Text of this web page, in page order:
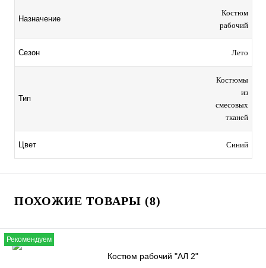
Назначение
Костюм
рабочий
Сезон Лето
Тип
Костюмы
из
смесовых
тканей
Цвет Синий
ПОХОЖИЕ ТОВАРЫ (8)
Рекомендуем
Костюм рабочий "АЛ 2"